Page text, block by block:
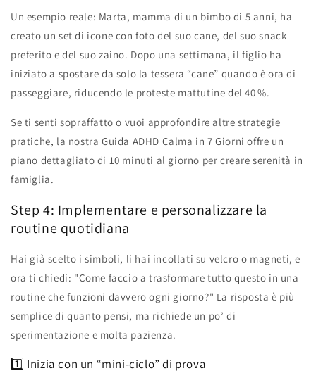
Un esempio reale: Marta, mamma di un bimbo di 5 anni, ha
creato un set di icone con foto del suo cane, del suo snack
preferito e del suo zaino. Dopo una settimana, il figlio ha
iniziato a spostare da solo la tessera “cane” quando è ora di
passeggiare, riducendo le proteste mattutine del 40 %.
Se ti senti sopraffatto o vuoi approfondire altre strategie
pratiche, la nostra Guida ADHD Calma in 7 Giorni offre un
piano dettagliato di 10 minuti al giorno per creare serenità in
famiglia.
Step 4: Implementare e personalizzare la
routine quotidiana
Hai già scelto i simboli, li hai incollati su velcro o magneti, e
ora ti chiedi: "Come faccio a trasformare tutto questo in una
routine che funzioni davvero ogni giorno?" La risposta è più
semplice di quanto pensi, ma richiede un po’ di
sperimentazione e molta pazienza.
1️⃣ Inizia con un “mini‑ciclo” di prova